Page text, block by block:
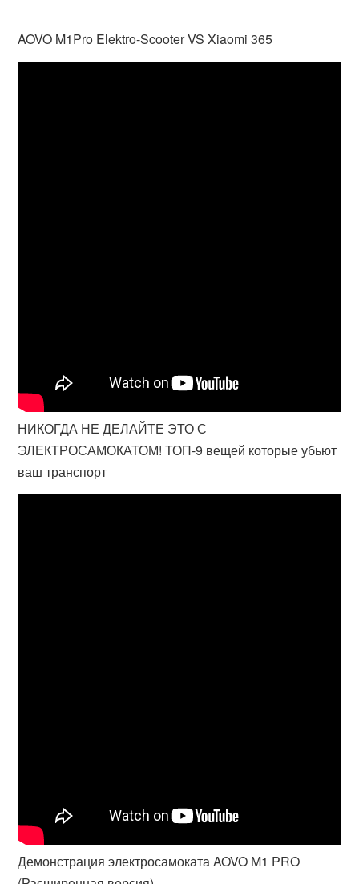
AOVO M1Pro Elektro-Scooter VS Xiaomi 365
НИКОГДА НЕ ДЕЛАЙТЕ ЭТО С
ЭЛЕКТРОСАМОКАТОМ! ТОП-9 вещей которые убьют
ваш транспорт
Демонстрация электросамоката AOVO M1 PRO